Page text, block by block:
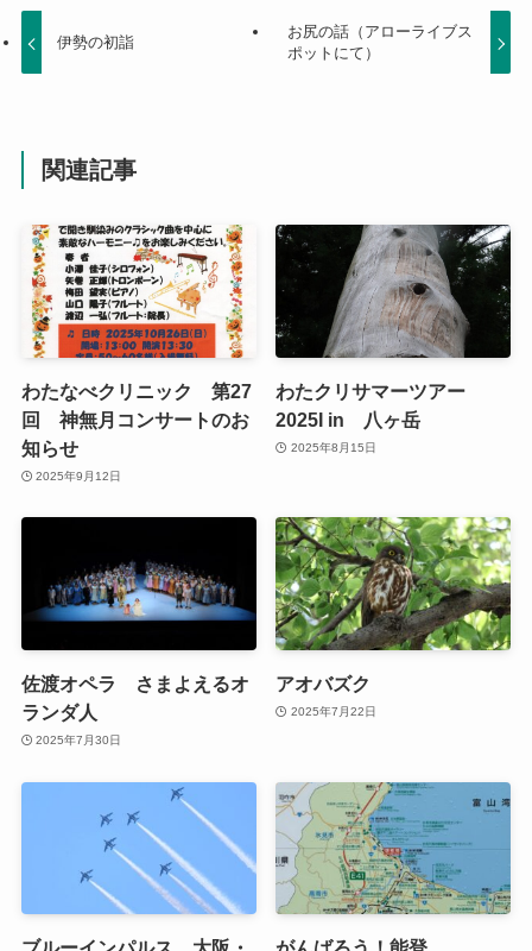
伊勢の初詣
お尻の話（アローライブス
ポットにて）
関連記事
わたなべクリニック 第27
回 神無月コンサートのお
知らせ
2025年9月12日
わたクリサマーツアー
2025I in 八ヶ岳
2025年8月15日
佐渡オペラ さまよえるオ
ランダ人
2025年7月30日
アオバズク
2025年7月22日